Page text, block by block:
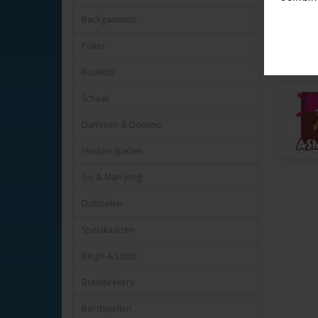
Backgammon
Poker
Roulette
Schaak
Dammen & Domino
Houten Spellen
Go & Mah-Jong
Dobbelen
Speelkaarten
Bingo & Lotto
Breinbrekers
Bordspellen
Kleur
Lengte
Met